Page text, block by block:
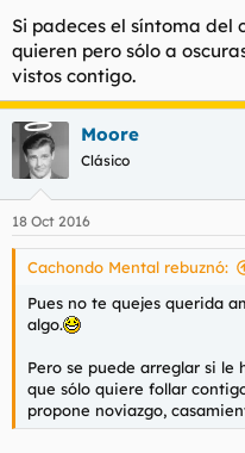
Si padeces el síntoma
quieren pero sólo a
vistos contigo.
Moore
Clásico
18 Oct 2016
Cachondo Mental rebuznó:
Pues no te quejes querida
algo.
Pero se puede arreglar si le
que sólo quiere follar
propone noviazgo,